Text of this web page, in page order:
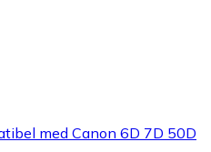
med Canon 6D 7D 50D